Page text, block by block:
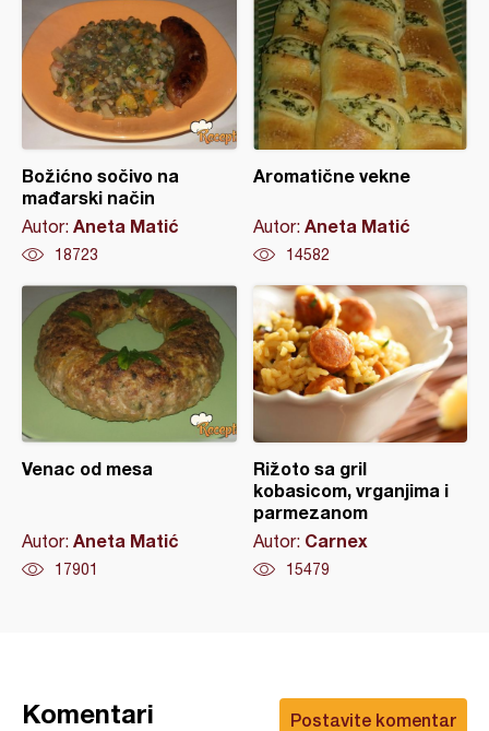
Božićno sočivo na
mađarski način
Autor: Aneta Matić
18723
Aromatične vekne
Autor: Aneta Matić
14582
Venac od mesa
Autor: Aneta Matić
17901
Rižoto sa gril
kobasicom, vrganjima i
parmezanom
Autor: Carnex
15479
Postavite komentar
Komentari